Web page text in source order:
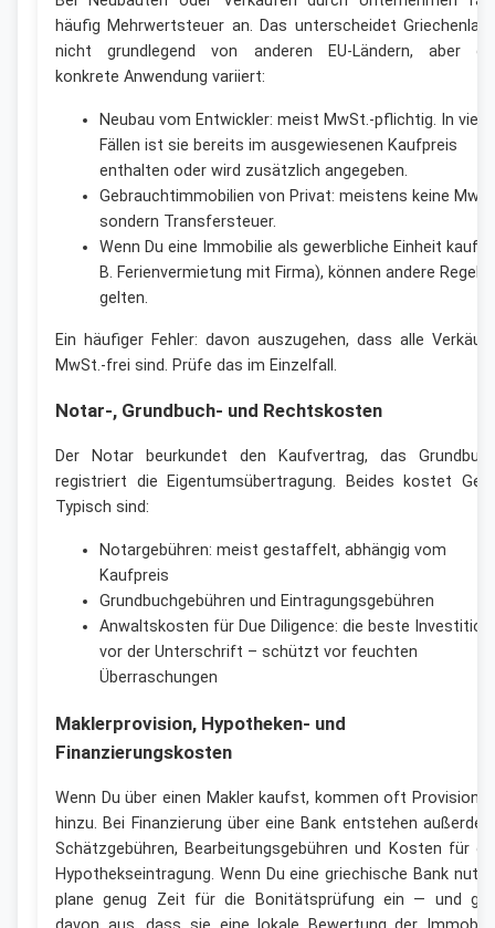
häufig Mehrwertsteuer an. Das unterscheidet
nicht grundlegend von anderen EU-Ländern, aber
konkrete Anwendung variiert:
Neubau vom Entwickler: meist MwSt.-pflichtig. In
Fällen ist sie bereits im ausgewiesenen Kaufpreis
enthalten oder wird zusätzlich angegeben.
Gebrauchtimmobilien von Privat: meistens keine
sondern Transfersteuer.
Wenn Du eine Immobilie als gewerbliche Einheit
B. Ferienvermietung mit Firma), können andere Regeln
gelten.
Ein häufiger Fehler: davon auszugehen, dass alle
MwSt.-frei sind. Prüfe das im Einzelfall.
Notar-, Grundbuch- und Rechtskosten
Der Notar beurkundet den Kaufvertrag, das
registriert die Eigentumsübertragung. Beides kostet
Typisch sind:
Notargebühren: meist gestaffelt, abhängig vom
Kaufpreis
Grundbuchgebühren und Eintragungsgebühren
Anwaltskosten für Due Diligence: die beste Investition
vor der Unterschrift – schützt vor feuchten
Überraschungen
Maklerprovision, Hypotheken- und
Finanzierungskosten
Wenn Du über einen Makler kaufst, kommen oft
hinzu. Bei Finanzierung über eine Bank entstehen
Schätzgebühren, Bearbeitungsgebühren und Kosten für
Hypothekseintragung. Wenn Du eine griechische Bank
plane genug Zeit für die Bonitätsprüfung ein — und